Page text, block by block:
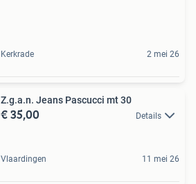
Kerkrade 2 mei 26
Z.g.a.n. Jeans Pascucci mt 30
€ 35,00 Details
Vlaardingen 11 mei 26